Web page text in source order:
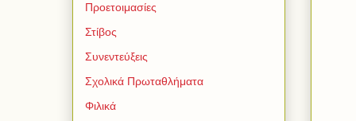
Προετοιμασίες
Στίβος
Συνεντεύξεις
Σχολικά Πρωταθλήματα
Φιλικά